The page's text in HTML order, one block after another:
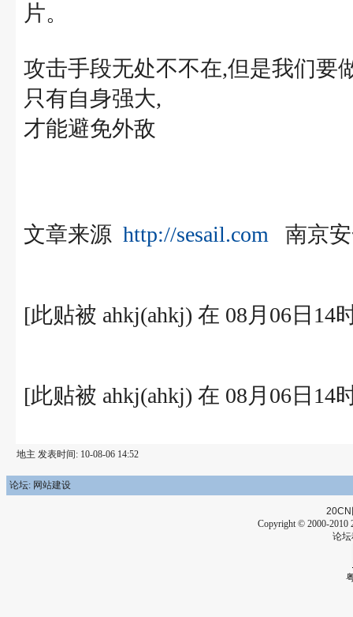
片。
攻击手段无处不不在,但是我们要
只有自身强大,
才能避免外敌
文章来源 http://sesail.com 南京
[此贴被 ahkj(ahkj) 在 08月06日14
[此贴被 ahkj(ahkj) 在 08月06日14
地主 发表时间: 10-08-06 14:52
论坛: 网站建设
20CN
Copyright © 2000-2010
论